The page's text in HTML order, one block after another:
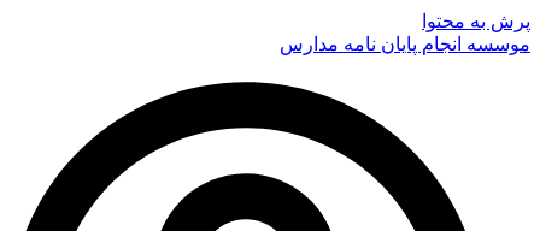
پرش به محتوا
موسسه انجام پایان نامه مدارس